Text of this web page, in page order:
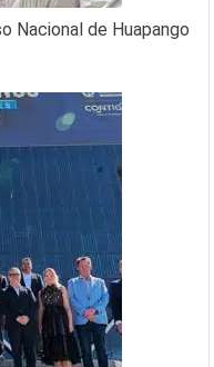
Nacional de Huapango